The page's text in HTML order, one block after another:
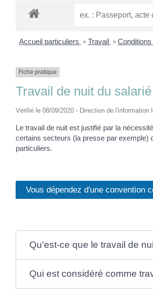
Accueil particuliers > Travail >
Fiche pratique
Travail de nuit du
Vérifié le 08/09/2020 - Direction de
Le travail de nuit est justifié par la
certains secteurs (la presse par exemple)
particuliers.
Vous dépendez d'une convention
Qu'est-ce que le travail de
Qui est considéré comme